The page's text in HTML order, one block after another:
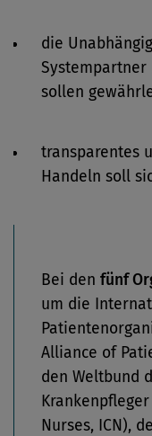
die
Systempartner
sollen
transparentes
Handeln soll
Bei den fünf
um die
Alliance of
den Weltbund
Nurses, ICN),